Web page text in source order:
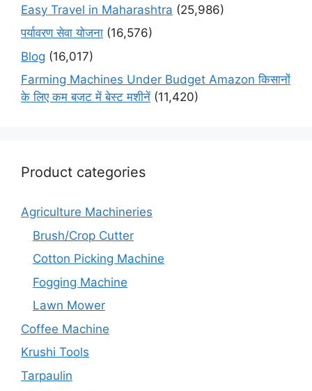
Easy Travel in Maharashtra (25,986)
पर्यावरण सेवा योजना (16,576)
Blog (16,017)
Farming Machines Under Budget Amazon किसानों
के लिए कम बजट में बेस्ट मशीनें (11,420)
Product categories
Agriculture Machineries
Brush/Crop Cutter
Cotton Picking Machine
Fogging Machine
Lawn Mower
Coffee Machine
Krushi Tools
Tarpaulin